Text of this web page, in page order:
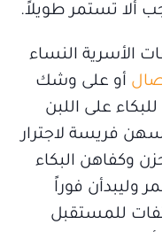
ألا تستمر طويلاً.
الأسرية النساء
أو على وشك
على اللبن
فريسة لاجترار
وكفاهن البكاء
وليبدأن فوراً
للمستقبل